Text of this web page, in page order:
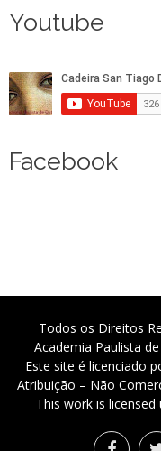
Youtube
Facebook
Todos os Direitos
Academia Paulista
Este site é licenciado
Atribuição – Não
This work is